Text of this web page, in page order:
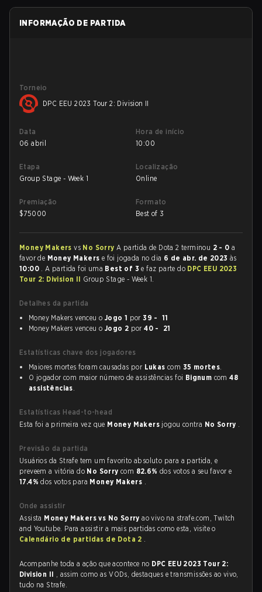
INFORMAÇÃO DE PARTIDA
Torneio
DPC EEU 2023 Tour 2: Division II
Data
06 abril
Hora de início
10:00
Etapa
Group Stage - Week 1
Localização
Online
Premiação
$75000
Formato
Best of 3
Money Makersvs No SorryA partida de Dota 2 terminou 2 - 0 a
favor de Money Makers e foi jogada no dia 6 de abr. de 2023às
10:00 . A partida foi uma Best of 3e faz parte do DPC EEU 2023
Tour 2: Division II Group Stage - Week 1.
Detalhes da partida
Money Makers venceu o Jogo 1 por39 - 11
Money Makers venceu o Jogo 2 por40 - 21
Estatísticas chave dos jogadores
Maiores mortes foram causadas por Lukas com 35 mortes.
O jogador com maior número de assistências foi Bignum com48
assistências.
Estatísticas Head-to-head
Esta foi a primeira vez que Money Makers jogou contra No Sorry .
Previsão da partida
Usuários da Strafe tem um favorito absoluto para a partida, e
preveem a vitória do No Sorrycom 82.6%dos votos a seu favor e
17.4%dos votos para Money Makers .
Onde assistir
Assista Money Makers vs No Sorryao vivo na strafe.com, Twitch
and Youtube. Para assistir a mais partidas como esta, visite o
Calendário de partidas de Dota 2 .
Acompanhe toda a ação que acontece no DPC EEU 2023 Tour 2:
Division II , assim como as VODs, destaques e transmissões ao vivo,
tudo na Strafe.